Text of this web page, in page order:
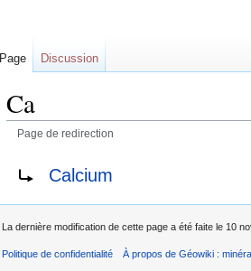
Ca
Page de redirection
Rediriger vers :
Calcium
Page Discussion
La dernière modification de cette page a été faite le 10
Politique de confidentialité À propos de Géowiki :